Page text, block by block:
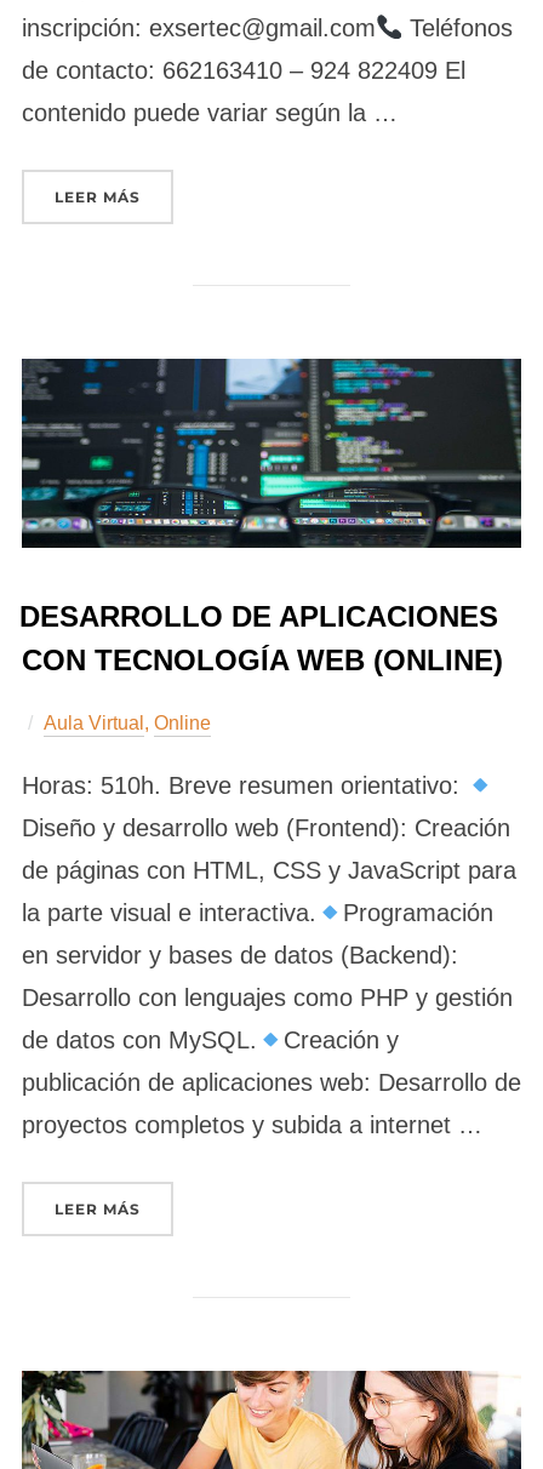
inscripción: exsertec@gmail.com
Teléfonos
de contacto: 662163410 – 924 822409 El
contenido puede variar según la …
LEER MÁS«DESARROLLO DE ELEMENTOS SOFTWARE
DESARROLLO DE APLICACIONES
CON TECNOLOGÍA WEB (ONLINE)
Aula Virtual , Online
Horas: 510h. Breve resumen orientativo:
Diseño y desarrollo web (Frontend): Creación
de páginas con HTML, CSS y JavaScript para
la parte visual e interactiva.
Programación
en servidor y bases de datos (Backend):
Desarrollo con lenguajes como PHP y gestión
de datos con MySQL.
Creación y
publicación de aplicaciones web: Desarrollo de
proyectos completos y subida a internet …
LEER MÁS«DESARROLLO DE APLICACIONES CON